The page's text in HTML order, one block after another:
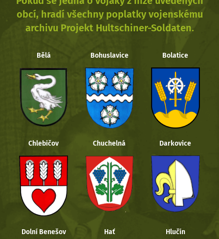
obcí, hradí všechny poplatky vojenskému
archivu Projekt Hultschiner-Soldaten.
Bělá Bohuslavice Bolatice
Chlebičov Chuchelná Darkovice
Dolní Benešov Hať Hlučín